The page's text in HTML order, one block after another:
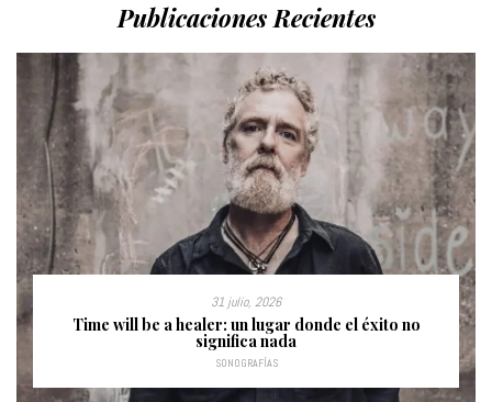
Publicaciones Recientes
31 julio, 2026
Time will be a healer: un lugar donde el éxito no
significa nada
SONOGRAFÍAS